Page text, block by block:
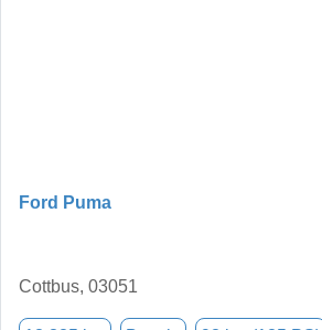
Ford Puma
Cottbus, 03051